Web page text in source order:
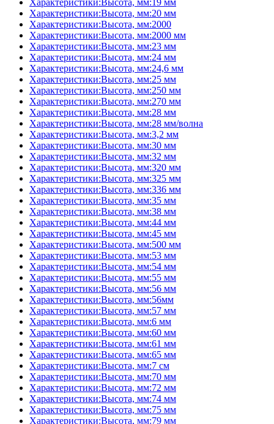
Характеристики:Высота, мм:19 мм
Характеристики:Высота, мм:20 мм
Характеристики:Высота, мм:2000
Характеристики:Высота, мм:2000 мм
Характеристики:Высота, мм:23 мм
Характеристики:Высота, мм:24 мм
Характеристики:Высота, мм:24,6 мм
Характеристики:Высота, мм:25 мм
Характеристики:Высота, мм:250 мм
Характеристики:Высота, мм:270 мм
Характеристики:Высота, мм:28 мм
Характеристики:Высота, мм:28 мм/волна
Характеристики:Высота, мм:3,2 мм
Характеристики:Высота, мм:30 мм
Характеристики:Высота, мм:32 мм
Характеристики:Высота, мм:320 мм
Характеристики:Высота, мм:325 мм
Характеристики:Высота, мм:336 мм
Характеристики:Высота, мм:35 мм
Характеристики:Высота, мм:38 мм
Характеристики:Высота, мм:44 мм
Характеристики:Высота, мм:45 мм
Характеристики:Высота, мм:500 мм
Характеристики:Высота, мм:53 мм
Характеристики:Высота, мм:54 мм
Характеристики:Высота, мм:55 мм
Характеристики:Высота, мм:56 мм
Характеристики:Высота, мм:56мм
Характеристики:Высота, мм:57 мм
Характеристики:Высота, мм:6 мм
Характеристики:Высота, мм:60 мм
Характеристики:Высота, мм:61 мм
Характеристики:Высота, мм:65 мм
Характеристики:Высота, мм:7 см
Характеристики:Высота, мм:70 мм
Характеристики:Высота, мм:72 мм
Характеристики:Высота, мм:74 мм
Характеристики:Высота, мм:75 мм
Характеристики:Высота, мм:79 мм